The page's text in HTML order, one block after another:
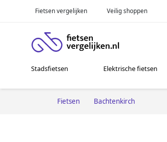
Fietsen vergelijken Veilig shoppen
Stadsfietsen Elektrische fietsen
Fietsen Bachtenkirch